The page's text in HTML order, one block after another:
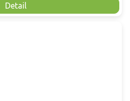
Detail